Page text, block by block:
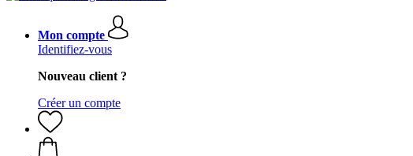
Mon compte
Identifiez-vous
Nouveau client ?
Créer un compte